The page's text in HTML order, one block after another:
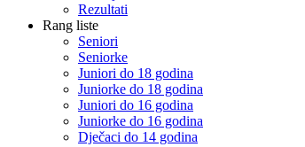
Rezultati
Rang liste
Seniori
Seniorke
Juniori do 18 godina
Juniorke do 18 godina
Juniori do 16 godina
Juniorke do 16 godina
Dječaci do 14 godina